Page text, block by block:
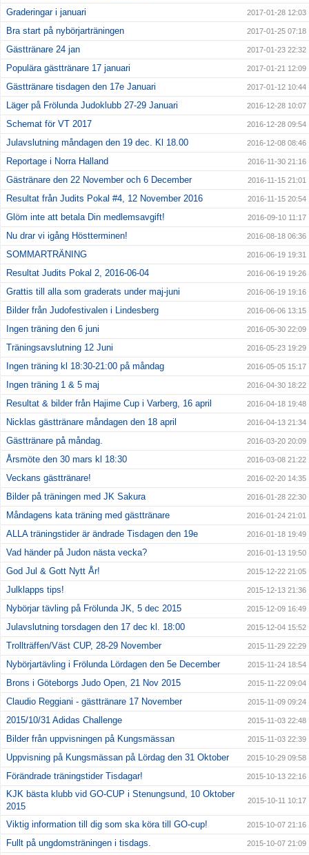
Graderingar i januari 2017-01-28 12:03
Bra start på nybörjarträningen 2017-01-25 07:18
Gästtränare 24 jan 2017-01-23 22:32
Populära gästtränare 17 januari 2017-01-21 12:09
Gästtränare tisdagen den 17e Januari 2017-01-12 10:44
Läger på Frölunda Judoklubb 27-29 Januari 2016-12-28 10:07
Schemat för VT 2017 2016-12-28 09:54
Julavslutning måndagen den 19 dec. Kl 18.00 2016-12-08 08:46
Reportage i Norra Halland 2016-11-30 21:16
Gästränare den 22 November och 6 December 2016-11-15 21:01
Resultat från Judits Pokal #4, 12 November 2016 2016-11-15 20:54
Glöm inte att betala Din medlemsavgift! 2016-09-10 11:17
Nu drar vi igång Höstterminen! 2016-08-18 06:36
SOMMARTRÄNING 2016-06-19 19:31
Resultat Judits Pokal 2, 2016-06-04 2016-06-19 19:26
Grattis till alla som graderats under maj-juni 2016-06-19 19:16
Bilder från Judofestivalen i Lindesberg 2016-06-06 13:15
Ingen träning den 6 juni 2016-05-30 22:09
Träningsavslutning 12 Juni 2016-05-23 19:29
Ingen träning kl 18:30-21:00 på måndag 2016-05-05 15:17
Ingen träning 1 & 5 maj 2016-04-30 18:22
Resultat & bilder från Hajime Cup i Varberg, 16 april 2016-04-18 19:48
Nicklas gästtränare måndagen den 18 april 2016-04-13 21:34
Gästtränare på måndag. 2016-03-20 20:09
Årsmöte den 30 mars kl 18:30 2016-03-08 21:22
Veckans gästtränare! 2016-02-20 14:35
Bilder på träningen med JK Sakura 2016-01-28 22:30
Måndagens kata träning med gästtränare 2016-01-24 21:01
ALLA träningstider är ändrade Tisdagen den 19e 2016-01-18 19:49
Vad händer på Judon nästa vecka? 2016-01-13 19:50
God Jul & Gott Nytt År! 2015-12-22 21:05
Julklapps tips! 2015-12-13 21:36
Nybörjar tävling på Frölunda JK, 5 dec 2015 2015-12-09 16:49
Julavslutning torsdagen den 17 dec kl. 18:00 2015-12-04 15:52
Trollträffen/Väst CUP, 28-29 November 2015-11-29 22:29
Nybörjartävling i Frölunda Lördagen den 5e December 2015-11-24 18:54
Brons i Göteborgs Judo Open, 21 Nov 2015 2015-11-22 09:04
Claudio Reggiani - gästtränare 17 November 2015-11-09 09:24
2015/10/31 Adidas Challenge 2015-11-03 22:48
Bilder från uppvisningen på Kungsmässan 2015-11-03 22:39
Uppvisning på Kungsmässan på Lördag den 31 Oktober 2015-10-29 09:58
Förändrade träningstider Tisdagar! 2015-10-13 22:16
KJK bästa klubb vid GO-CUP i Stenungsund, 10 Oktober
2015
2015-10-11 10:17
Viktig information till dig som ska köra till GO-cup! 2015-10-07 21:16
Fullt på ungdomsträningen i tisdags. 2015-10-07 21:09